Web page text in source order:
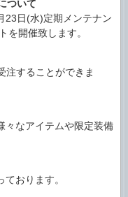
ついて
23日(水)定期メンテナン
を開催致します。
注することができま
々なアイテムや限定装備
おります。